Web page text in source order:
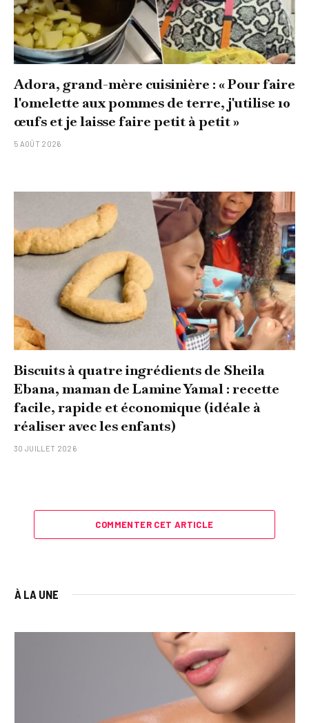
Adora, grand-mère cuisinière : « Pour faire
l'omelette aux pommes de terre, j'utilise 10
œufs et je laisse faire petit à petit »
5 AOÛT 2026
Biscuits à quatre ingrédients de Sheila
Ebana, maman de Lamine Yamal : recette
facile, rapide et économique (idéale à
réaliser avec les enfants)
30 JUILLET 2026
COMMENTER CET ARTICLE
À LA UNE